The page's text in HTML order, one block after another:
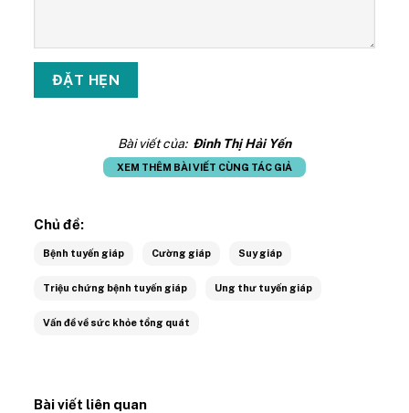
Bài viết của: Đinh Thị Hải Yến
XEM THÊM BÀI VIẾT CÙNG TÁC GIẢ
Chủ đề:
Bệnh tuyến giáp Cường giáp Suy giáp
Triệu chứng bệnh tuyến giáp Ung thư tuyến giáp
Vấn đề về sức khỏe tổng quát
Bài viết liên quan